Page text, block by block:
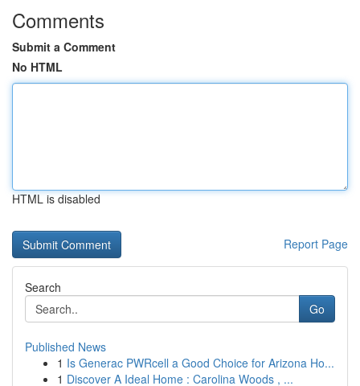
Comments
Submit a Comment
No HTML
HTML is disabled
Report Page
Search
Go
Published News
1 Is Generac PWRcell a Good Choice for Arizona Ho...
1 Discover A Ideal Home : Carolina Woods , ...